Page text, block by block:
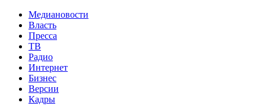
Медиановости
Власть
Пресса
ТВ
Радио
Интернет
Бизнес
Версии
Кадры